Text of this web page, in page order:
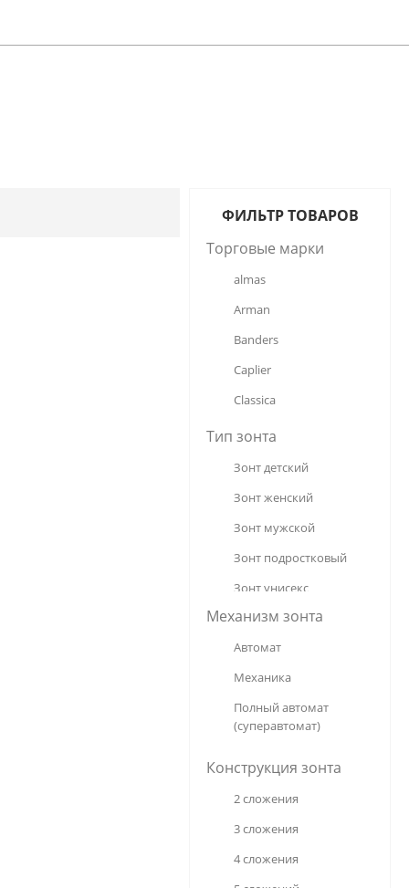
ФИЛЬТР ТОВАРОВ
Торговые марки
almas
Arman
Banders
Caplier
Classica
Diniya
Dolphin
Dropstop
Fulton
LAIRD
Laska
M.N.S.
Meddo
Moschino
Multibrand
Pasio
Popular
Royal
Susino
Unipro
Universal
Тип зонта
Зонт детский
Зонт женский
Зонт мужской
Зонт подростковый
Зонт унисекс
Механизм зонта
Автомат
Механика
Полный автомат
(суперавтомат)
Конструкция зонта
2 сложения
3 сложения
4 сложения